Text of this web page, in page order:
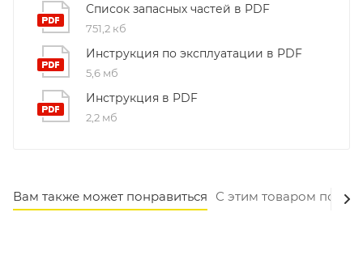
Список запасных частей в PDF
751,2 кб
Инструкция по эксплуатации в PDF
5,6 мб
Инструкция в PDF
2,2 мб
Вам также может понравиться С этим товаром